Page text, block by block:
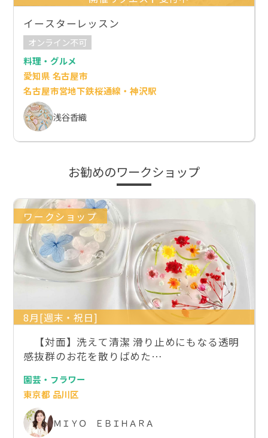
イースターレッスン
オンライン不可
料理・グルメ
愛知県 名古屋市
名古屋市営地下鉄桜通線・神沢駅
浅谷香織
お勧めのワークショップ
ワークショップ
8月[週末・祝日]
【対面】洗えて清潔 滑り止めにもなる透明
感抜群のお花を散りばめた…
園芸・フラワー
東京都 品川区
ＭＩＹＯ ＥＢＩＨＡＲＡ